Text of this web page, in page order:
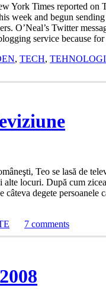
York Times reported on
week and begun
O’Neal’s Twitter
service because
, TECH,
Teo se lasă de
locuri. După cum
degete persoanele
7 comments